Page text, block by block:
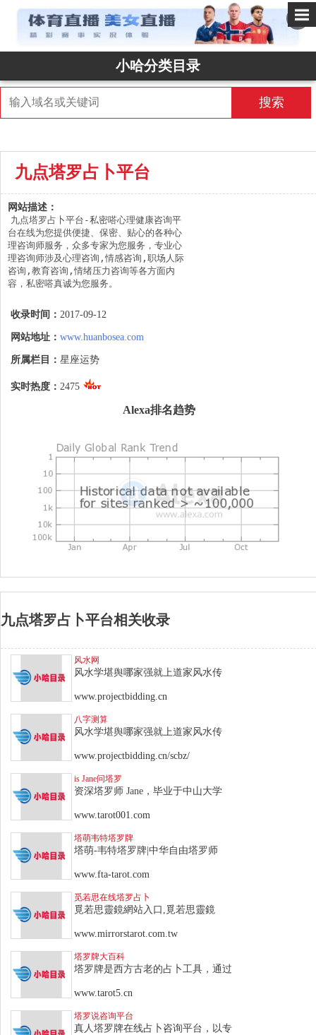
✕
小哈分类目录
搜索
九点塔罗占卜平台
网站描述：
九点塔罗占卜平台-私密嗒心理健康咨询平
台在线为您提供便捷、保密、贴心的各种心
理咨询师服务，众多专家为您服务，专业心
理咨询师涉及心理咨询,情感咨询,职场人际
咨询,教育咨询,情绪压力咨询等各方面内
容，私密嗒真诚为您服务。
收录时间： 2017-09-12
网站地址： www.huanbosea.com
所属栏目： 星座运势
实时热度： 2475
Alexa排名趋势
九点塔罗占卜平台相关收录
风水网
风水学堪舆哪家强就上道家风水传
www.projectbidding.cn
八字测算
风水学堪舆哪家强就上道家风水传
www.projectbidding.cn/scbz/
is Jane问塔罗
资深塔罗师 Jane，毕业于中山大学
www.tarot001.com
塔萌韦特塔罗牌
塔萌-韦特塔罗牌|中华自由塔罗师
www.fta-tarot.com
觅若思在线塔罗占卜
覓若思靈鏡網站入口,覓若思靈鏡
www.mirrorstarot.com.tw
塔罗牌大百科
塔罗牌是西方古老的占卜工具，通过
www.tarot5.cn
塔罗说咨询平台
真人塔罗牌在线占卜咨询平台，以专